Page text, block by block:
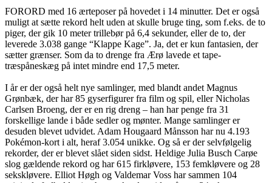
FORORD med 16 ærteposer på hovedet i 14 minutter. Det er også
muligt at sætte rekord helt uden at skulle bruge ting, som f.eks. de to
piger, der gik 10 meter trillebør på 6,4 sekunder, eller de to, der
leverede 3.038 gange “Klappe Kage”. Ja, det er kun fantasien, der
sætter grænser. Som da to drenge fra Ærø lavede et tape-
træspåneskæg på intet mindre end 17,5 meter.
I år er der også helt nye samlinger, med blandt andet Magnus
Grønbæk, der har 85 gyserfigurer fra film og spil, eller Nicholas
Carlsen Broeng, der er en rig dreng – han har penge fra 31
forskellige lande i både sedler og mønter. Mange samlinger er
desuden blevet udvidet. Adam Hougaard Månsson har nu 4.193
Pokémon-kort i alt, heraf 3.054 unikke. Og så er der selvfølgelig
rekorder, der er blevet slået siden sidst. Heldige Julia Busch Carøe
slog gældende rekord og har 615 firkløvere, 153 femkløvere og 28
sekskløvere. Elliot Høgh og Valdemar Voss har sammen 104